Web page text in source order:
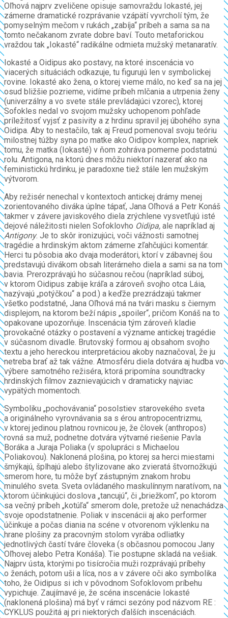
Oľhová najprv zveličene opisuje samovraždu Iokasté, jej
zámerne dramatické rozprávanie vzápätí vyvrcholí tým, že
pomyselným mečom v rukách „zabíja“ príbeh a sama sa na
tomto nečakanom zvrate dobre baví. Touto metaforickou
vraždou tak „Iokasté“ radikálne odmieta mužský metanaratív.
Iokasté a Oidipus ako postavy, na ktoré inscenácia vo
viacerých situáciách odkazuje, tu figurujú len v symbolickej
rovine. Iokasté ako žena, o ktorej vieme málo, no keď sa na jej
osud bližšie pozrieme, vidíme príbeh mlčania a utrpenia ženy
(univerzálny a vo svete stále prevládajúci vzorec), ktorej
Sofokles nedal vo svojom mužsky uchopenom pohľade
príležitosť vyjsť z pasivity a z hrdinu spravil jej úbohého syna
Oidipa. Aby to nestačilo, tak aj Freud pomenoval svoju teóriu
milostnej túžby syna po matke ako Oidipov komplex, napriek
tomu, že matka (Iokasté) v ňom zohráva pomerne podstatnú
rolu. Antigona, na ktorú dnes môžu niektorí nazerať ako na
feministickú hrdinku, je paradoxne tiež stále len mužským
výtvorom.
Aby režisér nenechal v kontextoch antickej drámy menej
zorientovaného diváka úplne tápať, Jana Oľhová a Petr Konáš
takmer v závere javiskového diela zrýchlene vysvetľujú isté
dejové náležitosti nielen Sofoklovho Oidipa, ale napríklad aj
Antigony. Je to skôr ironizujúci, voči vážnosti samotnej
tragédie a hrdinským aktom zámerne zľahčujúci komentár.
Herci tu pôsobia ako dvaja moderátori, ktorí v zábavnej šou
predstavujú divákom obsah literárneho diela a sami sa na tom
bavia. Prerozprávajú ho súčasnou rečou (napríklad súboj,
v ktorom Oidipus zabije kráľa a zároveň svojho otca Láia,
nazývajú „potýčkou“ a pod.) a keďže prezrádzajú takmer
všetko podstatné, Jana Oľhová má na tvári masku s čiernym
displejom, na ktorom beží nápis „spoiler“, pričom Konáš na to
opakovane upozorňuje. Inscenácia tým zároveň kladie
provokačné otázky o postavení a význame antickej tragédie
v súčasnom divadle. Brutovský formou aj obsahom svojho
textu a jeho hereckou interpretáciou akoby naznačoval, že ju
netreba brať až tak vážne. Atmosféru diela dotvára aj hudba vo
výbere samotného režiséra, ktorá pripomína soundtracky
hrdinských filmov zaznievajúcich v dramaticky najviac
vypätých momentoch.
Symboliku „pochovávania“ posolstiev starovekého sveta
a originálneho vyrovnávania sa s érou antropocentrizmu,
v ktorej jedinou platnou rovnicou je, že človek (anthropos)
rovná sa muž, podnetne dotvára výtvarné riešenie Pavla
Boráka a Juraja Poliaka (v spolupráci s Michaelou
Poliakovou). Naklonená plošina, po ktorej sa herci miestami
šmýkajú, šplhajú alebo štylizovane ako zvieratá štvornožkujú
smerom hore, tu môže byť zástupným znakom hrobu
minulého sveta. Sveta ovládaného maskulínnym naratívom, na
ktorom účinkujúci doslova „tancujú“, či „briežkom“, po ktorom
sa večný príbeh „kotúľa“ smerom dole, pretože už nenachádza
svoje opodstatnenie. Poliak v inscenácii aj ako performer
účinkuje a počas diania na scéne v otvorenom výklenku na
hrane plošiny za pracovným stolom vyrába odliatky
jednotlivých častí tváre človeka (s občasnou pomocou Jany
Oľhovej alebo Petra Konáša). Tie postupne skladá na vešiak.
Najprv ústa, ktorými po tisícročia muži rozprávajú príbehy
o ženách, potom uši a líca, nos a v závere oči ako symbolika
toho, že Oidipus si ich v pôvodnom Sofoklovom príbehu
vypichuje. Zaujímavé je, že scéna inscenácie Iokasté
(naklonená plošina) má byť v rámci sezóny pod názvom RE :
CYKLUS použitá aj pri niektorých ďalších inscenáciách.